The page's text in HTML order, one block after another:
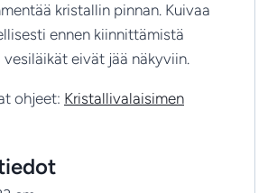
kristallin pinnan. Kuivaa
ennen kiinnittämistä
eivät jää näkyviin.
ohjeet: Kristallivalaisimen